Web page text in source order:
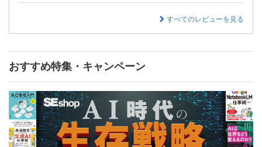
すべてのレビューを見る
おすすめ特集・キャンペーン